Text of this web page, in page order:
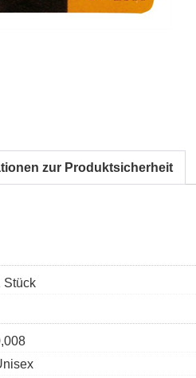
zur Produktsicherheit
Stück